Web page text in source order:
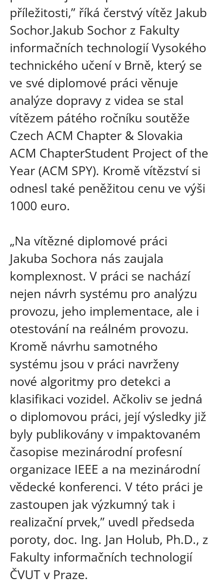
příležitosti,” říká čerstvý vítěz Jakub
Sochor.Jakub Sochor z Fakulty
informačních technologií Vysokého
technického učení v Brně, který se
ve své diplomové práci věnuje
analýze dopravy z videa se stal
vítězem pátého ročníku soutěže
Czech ACM Chapter & Slovakia
ACM ChapterStudent Project of the
Year (ACM SPY). Kromě vítězství si
odnesl také peněžitou cenu ve výši
1000 euro.
„Na vítězné diplomové práci
Jakuba Sochora nás zaujala
komplexnost. V práci se nachází
nejen návrh systému pro analýzu
provozu, jeho implementace, ale i
otestování na reálném provozu.
Kromě návrhu samotného
systému jsou v práci navrženy
nové algoritmy pro detekci a
klasifikaci vozidel. Ačkoliv se jedná
o diplomovou práci, její výsledky již
byly publikovány v impaktovaném
časopise mezinárodní profesní
organizace IEEE a na mezinárodní
vědecké konferenci. V této práci je
zastoupen jak výzkumný tak i
realizační prvek,” uvedl předseda
poroty, doc. Ing. Jan Holub, Ph.D., z
Fakulty informačních technologií
ČVUT v Praze.